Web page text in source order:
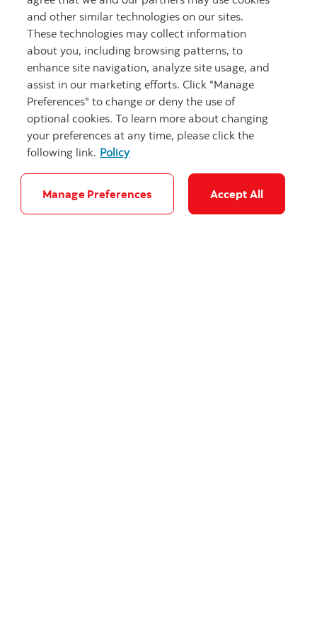
and other similar technologies on our sites.
These technologies may collect information
about you, including browsing patterns, to
enhance site navigation, analyze site usage, and
assist in our marketing efforts. Click "Manage
Preferences" to change or deny the use of
optional cookies. To learn more about changing
your preferences at any time, please click the
following link. Policy
Manage Preferences Accept All